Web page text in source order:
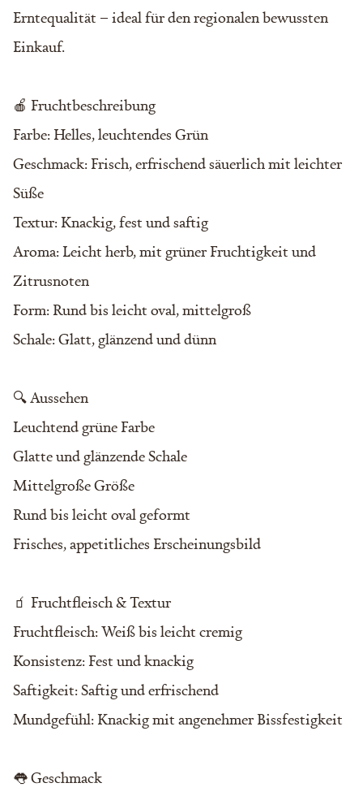
Erntequalität – ideal für den regionalen bewussten
Einkauf.
🍎 Fruchtbeschreibung
Farbe: Helles, leuchtendes Grün
Geschmack: Frisch, erfrischend säuerlich mit leichter
Süße
Textur: Knackig, fest und saftig
Aroma: Leicht herb, mit grüner Fruchtigkeit und
Zitrusnoten
Form: Rund bis leicht oval, mittelgroß
Schale: Glatt, glänzend und dünn
🔍 Aussehen
Leuchtend grüne Farbe
Glatte und glänzende Schale
Mittelgroße Größe
Rund bis leicht oval geformt
Frisches, appetitliches Erscheinungsbild
🧃 Fruchtfleisch & Textur
Fruchtfleisch: Weiß bis leicht cremig
Konsistenz: Fest und knackig
Saftigkeit: Saftig und erfrischend
Mundgefühl: Knackig mit angenehmer Bissfestigkeit
👅 Geschmack